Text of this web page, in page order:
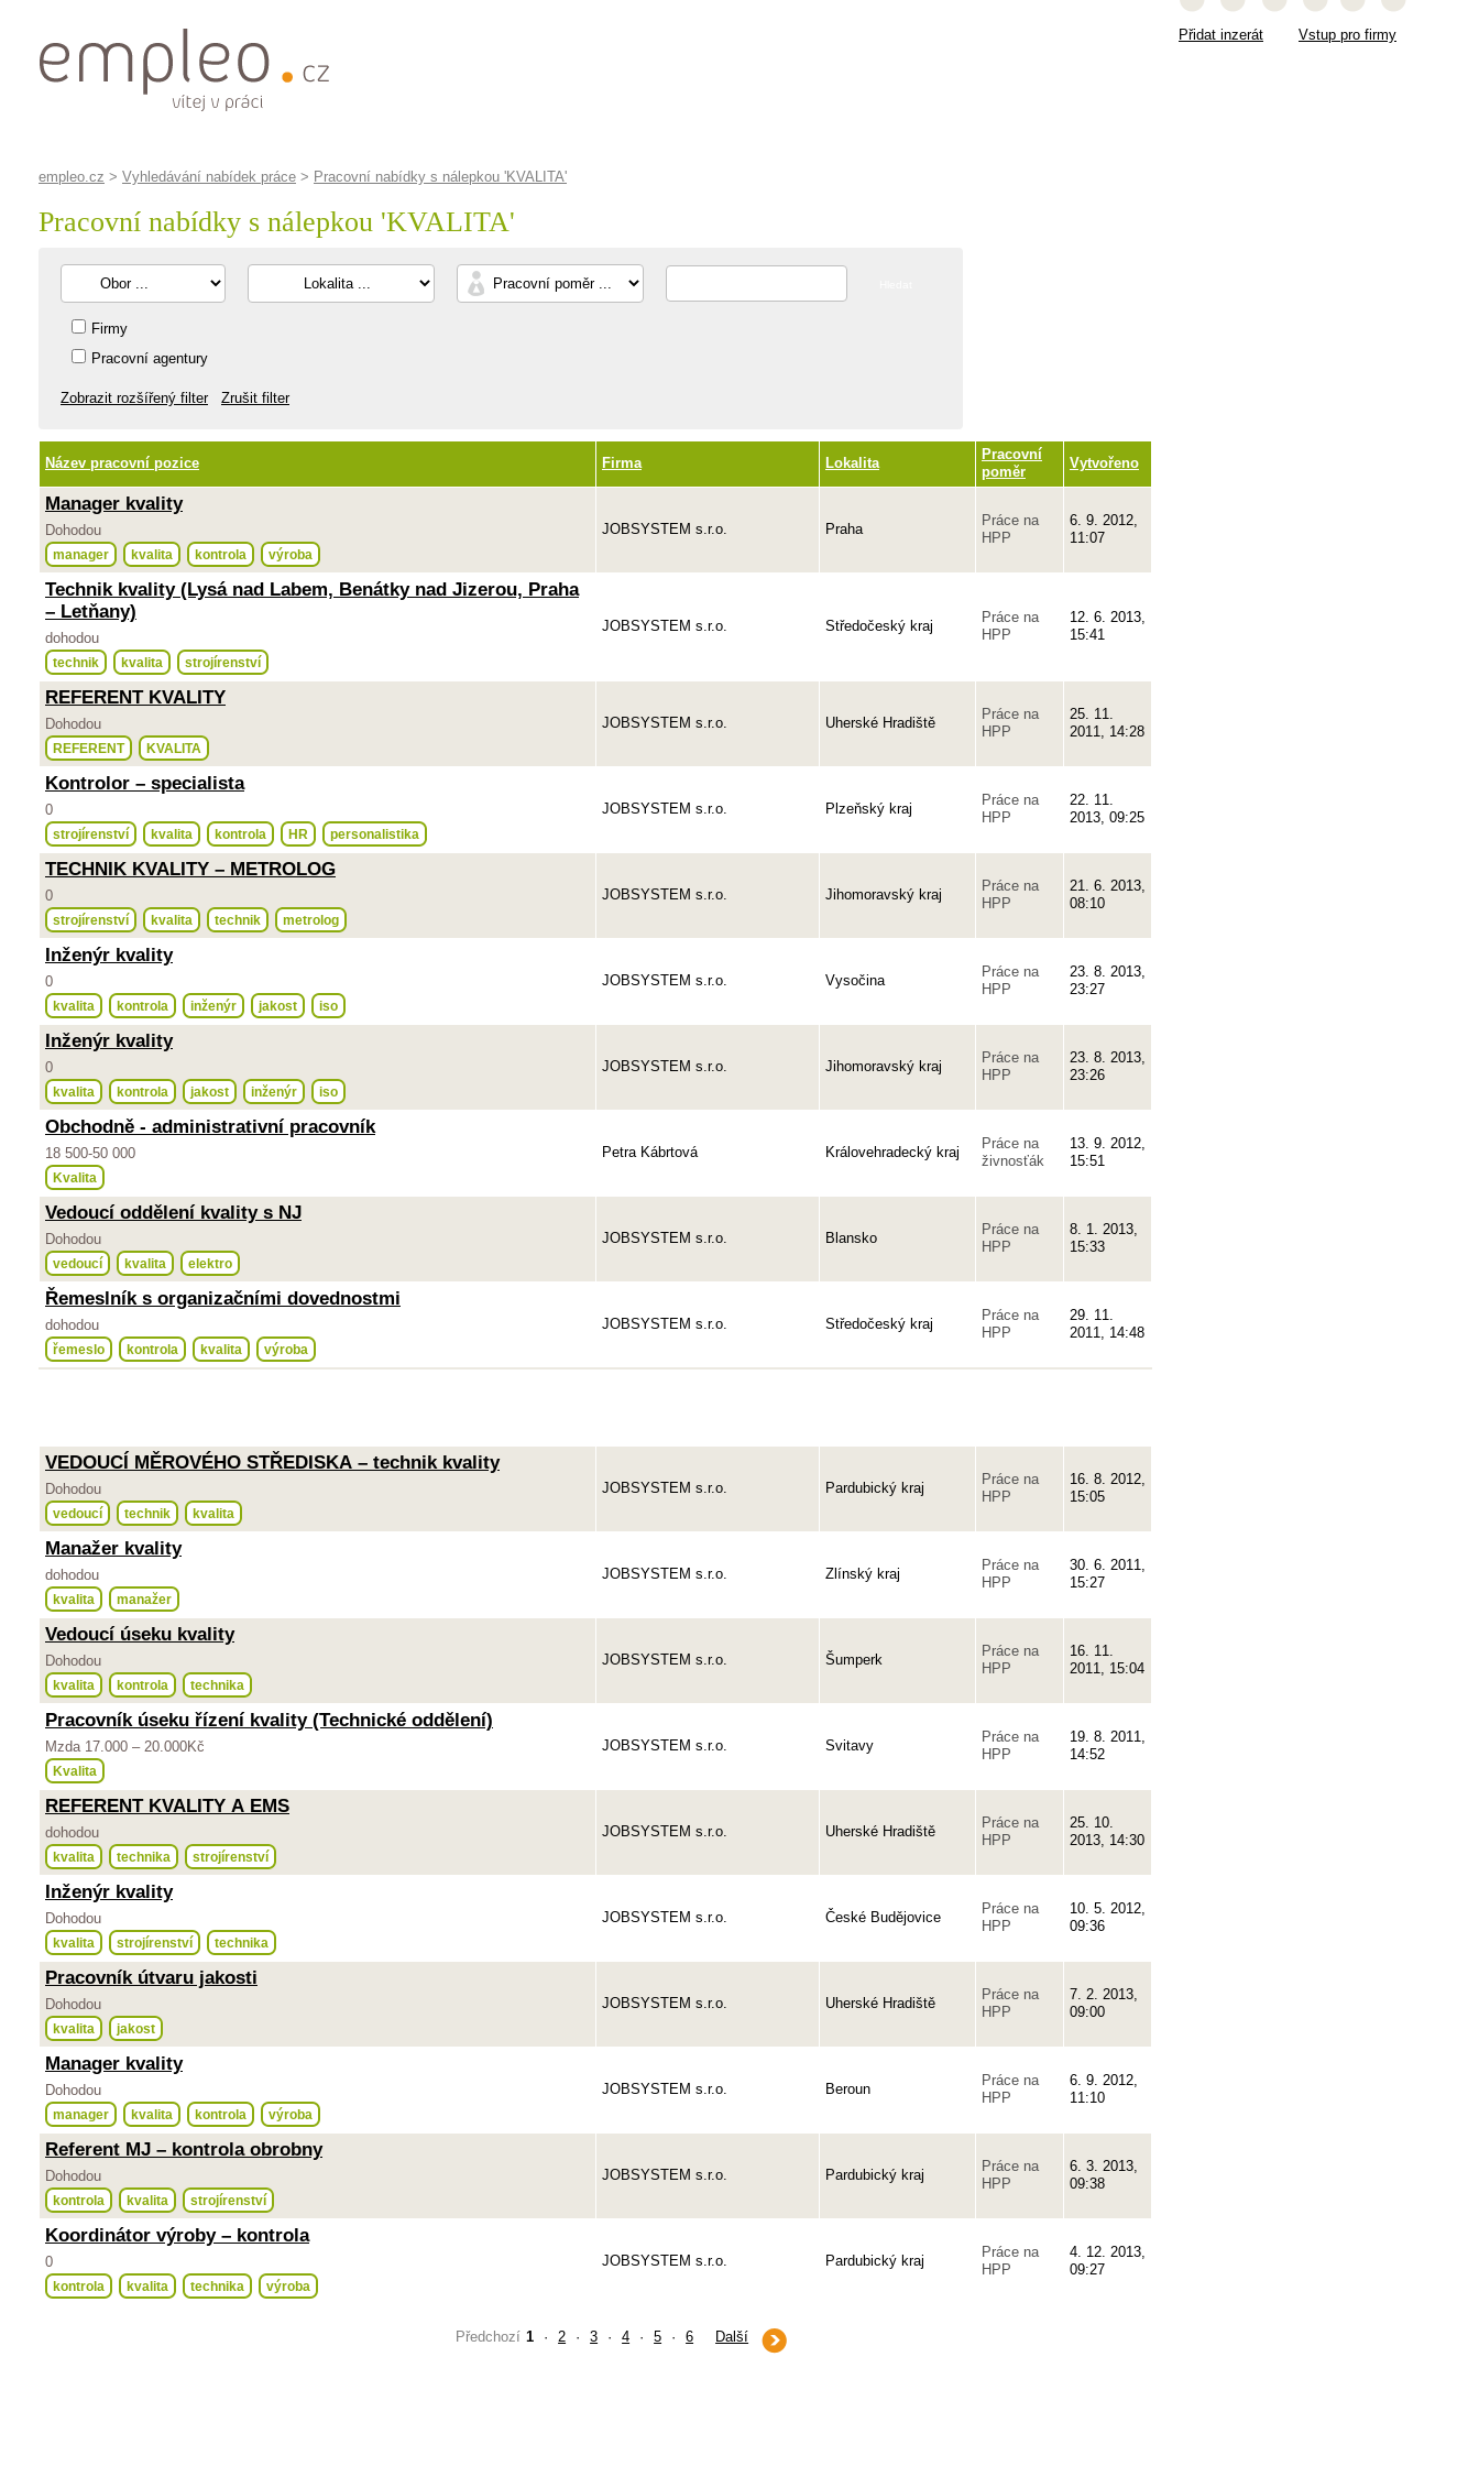
Přidat inzerát Vstup pro firmy
empleo.cz > Vyhledávání nabídek práce > Pracovní nabídky s nálepkou 'KVALITA'
Pracovní nabídky s nálepkou 'KVALITA'
Firmy
Pracovní agentury
Zobrazit rozšířený filter Zrušit filter
Název pracovní pozice Firma Lokalita
Pracovní
poměr
Vytvořeno
Manager kvality
Dohodou
manager kvalita kontrola výroba
JOBSYSTEM s.r.o. Praha
Práce na
HPP
6. 9. 2012,
11:07
Technik kvality (Lysá nad Labem, Benátky nad Jizerou, Praha
– Letňany)
dohodou
technik kvalita strojírenství
JOBSYSTEM s.r.o. Středočeský kraj
Práce na
HPP
12. 6. 2013,
15:41
REFERENT KVALITY
Dohodou
REFERENT KVALITA
JOBSYSTEM s.r.o. Uherské Hradiště
Práce na
HPP
25. 11.
2011, 14:28
Kontrolor – specialista
0
strojírenství kvalita kontrola HR personalistika
JOBSYSTEM s.r.o. Plzeňský kraj
Práce na
HPP
22. 11.
2013, 09:25
TECHNIK KVALITY – METROLOG
0
strojírenství kvalita technik metrolog
JOBSYSTEM s.r.o. Jihomoravský kraj
Práce na
HPP
21. 6. 2013,
08:10
Inženýr kvality
0
kvalita kontrola inženýr jakost iso
JOBSYSTEM s.r.o. Vysočina
Práce na
HPP
23. 8. 2013,
23:27
Inženýr kvality
0
kvalita kontrola jakost inženýr iso
JOBSYSTEM s.r.o. Jihomoravský kraj
Práce na
HPP
23. 8. 2013,
23:26
Obchodně - administrativní pracovník
18 500-50 000
Kvalita
Petra Kábrtová Královehradecký kraj
Práce na
živnosťák
13. 9. 2012,
15:51
Vedoucí oddělení kvality s NJ
Dohodou
vedoucí kvalita elektro
JOBSYSTEM s.r.o. Blansko
Práce na
HPP
8. 1. 2013,
15:33
Řemeslník s organizačními dovednostmi
dohodou
řemeslo kontrola kvalita výroba
JOBSYSTEM s.r.o. Středočeský kraj
Práce na
HPP
29. 11.
2011, 14:48
VEDOUCÍ MĚROVÉHO STŘEDISKA – technik kvality
Dohodou
vedoucí technik kvalita
JOBSYSTEM s.r.o. Pardubický kraj
Práce na
HPP
16. 8. 2012,
15:05
Manažer kvality
dohodou
kvalita manažer
JOBSYSTEM s.r.o. Zlínský kraj
Práce na
HPP
30. 6. 2011,
15:27
Vedoucí úseku kvality
Dohodou
kvalita kontrola technika
JOBSYSTEM s.r.o. Šumperk
Práce na
HPP
16. 11.
2011, 15:04
Pracovník úseku řízení kvality (Technické oddělení)
Mzda 17.000 – 20.000Kč
Kvalita
JOBSYSTEM s.r.o. Svitavy
Práce na
HPP
19. 8. 2011,
14:52
REFERENT KVALITY A EMS
dohodou
kvalita technika strojírenství
JOBSYSTEM s.r.o. Uherské Hradiště
Práce na
HPP
25. 10.
2013, 14:30
Inženýr kvality
Dohodou
kvalita strojírenství technika
JOBSYSTEM s.r.o. České Budějovice
Práce na
HPP
10. 5. 2012,
09:36
Pracovník útvaru jakosti
Dohodou
kvalita jakost
JOBSYSTEM s.r.o. Uherské Hradiště
Práce na
HPP
7. 2. 2013,
09:00
Manager kvality
Dohodou
manager kvalita kontrola výroba
JOBSYSTEM s.r.o. Beroun
Práce na
HPP
6. 9. 2012,
11:10
Referent MJ – kontrola obrobny
Dohodou
kontrola kvalita strojírenství
JOBSYSTEM s.r.o. Pardubický kraj
Práce na
HPP
6. 3. 2013,
09:38
Koordinátor výroby – kontrola
0
kontrola kvalita technika výroba
JOBSYSTEM s.r.o. Pardubický kraj
Práce na
HPP
4. 12. 2013,
09:27
Předchozí 1 · 2 · 3 · 4 · 5 · 6 Další